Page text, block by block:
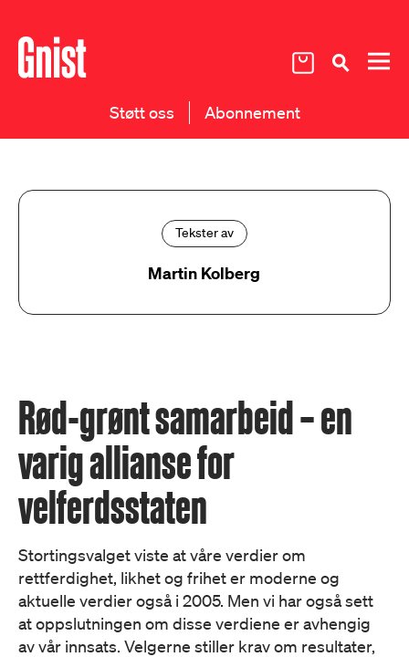
Støtt oss Abonnement
Tekster av
Martin Kolberg
Rød-grønt samarbeid – en
varig allianse for
velferdsstaten
Stortingsvalget viste at våre verdier om
rettferdighet, likhet og frihet er moderne og
aktuelle verdier også i 2005. Men vi har også sett
at oppslutningen om disse verdiene er avhengig
av vår innsats. Velgerne stiller krav om resultater,